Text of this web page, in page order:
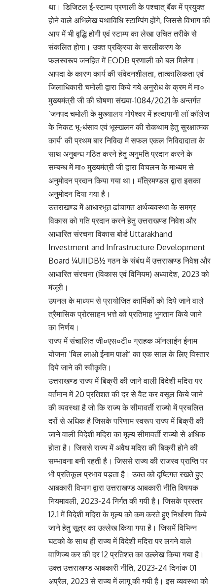
था। डिजिटल ई-स्टाम्प प्रणाली के पश्चात् बैंक में प्रयुक्त
होने वाले अभिलेख यथाविधि स्टाम्पिंग होंगे, जिससे विभाग की
आय में भी वृद्धि होगी एवं स्टाम्प का लेखा उचित तरीके से
संकलित होगा। उक्त प्रक्रिया के सरलीकरण के
फलस्वरूप जनहित में EODB प्रणाली को बल मिलेगा।
आपदा के कारण कार्य की संवेदनशीलता, तात्कालिकता एवं
जिलाधिकारी चमोली द्वारा किये गये अनुरोध के क्रम में मा०
मुख्यमंत्री जी की घोषणा संख्या-1084/2021 के अन्तर्गत
‘जनपद चमोली के मुख्यालय गोपेश्वर में हल्दापानी लॉ कॉलेज
के निकट भू-धंसाव एवं भूस्खलन की रोकथाम हेतु सुरक्षात्मक
कार्य’ की प्रथम बार निविदा में सफल एकल निविदादाता के
साथ अनुबन्ध गठित करने हेतु अनुमति प्रदान करने के
सम्बन्ध में मा० मुख्यमंत्री जी द्वारा विचलन के माध्यम से
अनुमोदन प्रदान किया गया था। मंत्रिमण्डल द्वारा इसका
अनुमोदन दिया गया है।
उत्तराखण्ड में आधारभूत ढांचागत अर्थव्यवस्था के समग्र
विकास को गति प्रदान करने हेतु उत्तराखण्ड निवेश और
आधारित संरचना विकास बोर्ड Uttarakhand
Investment and Infrastructure Development
Board ¼UIIDB½ गठन के संबंध में उत्तराखण्ड निवेश और
आधारित संरचना (विकास एवं विनियम) अध्यादेश, 2023 को
मंजूरी।
उपनल के माध्यम से प्रायोजित कार्मिकों को दिये जाने वाले
त्रैमासिक प्रोत्साहन भत्ते को प्रतिमाह भुगतान किये जाने
का निर्णय।
राज्य में संचालित जी०एस०टी० ग्राहक ऑनलाईन ईनाम
योजना ‘बिल लाओ ईनाम पाओ’ का एक साल के लिए विस्तार
दिये जाने की स्वीकृति।
उत्तराखण्ड राज्य में बिक्री की जाने वाली विदेशी मदिरा पर
वर्तमान में 20 प्रतिशत की दर से वैट कर वसूल किये जाने
की व्यवस्था है जो कि राज्य के सीमावर्ती राज्यो में प्रचलित
दरों से अधिक है जिसके परिणाम स्वरूप राज्य में बिक्री की
जाने वाली विदेशी मदिरा का मूल्य सीमावर्ती राज्यो से अधिक
होता है। जिससे राज्य में अवैध मदिरा की बिक्री होने की
सम्भावना बनी रहती है। जिससे राज्य की राजस्व प्राप्ति पर
भी प्रतिकूल प्रभाव पड़ता है। उक्त को दृष्टिगत रखते हुए
आबकारी विभाग द्वारा उत्तराखण्ड आबकारी नीति विषयक
नियमावली, 2023-24 निर्गत की गयी है। जिसके प्रस्तर
12.1 में विदेशी मदिरा के मूल्य को कम करते हुए निर्धारण किये
जाने हेतु सूत्र का उल्लेख किया गया है। जिसमें विभिन्न
घटको के साथ ही राज्य में विदेशी मदिरा पर लगने वाले
वाणिज्य कर की दर 12 प्रतिशत का उल्लेख किया गया है।
उक्त उत्तराखण्ड आबकारी नीति, 2023-24 दिनांक 01
अप्रैल, 2023 से राज्य में लागू की गयी है। इस व्यवस्था को